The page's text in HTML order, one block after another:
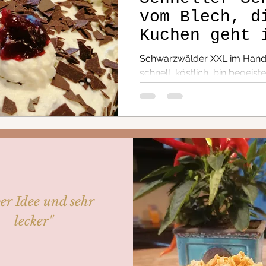
vom Blech,
Kuchen geht
5***** egal
oder
Schwarzwälder XXL im
schnell, köstlich, bin
Idee und sehr
lecker"